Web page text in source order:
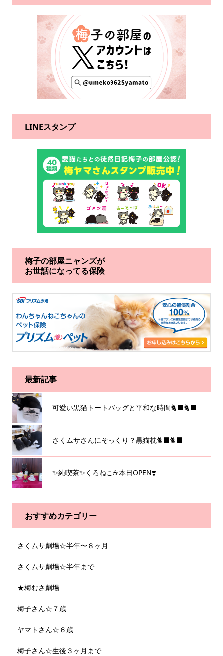
LINEスタンプ
梅子の部屋ニャンズが
お世話になってる保険
最新記事
可愛い黒猫トートバッグと平和な時間🐈‍⬛🐈‍⬛
さくムサさんにそっくり？黒猫枕🐈‍⬛🐈‍⬛
✨純喫茶✨くろねこ☕️本日OPEN❣️
おすすめカテゴリー
さくムサ劇場☆半年〜８ヶ月
さくムサ劇場☆半年まで
★梅むさ劇場
梅子さん☆７歳
ヤマトさん☆６歳
梅子さん☆生後３ヶ月まで